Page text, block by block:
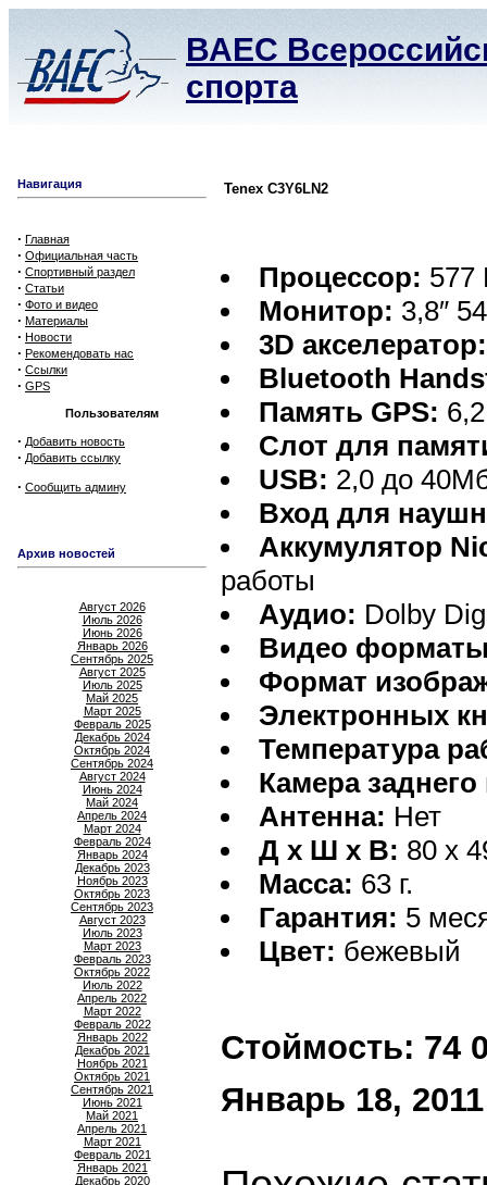
ВАЕС
спорта
Навигация
· Главная
· Официальная часть
· Спортивный раздел
· Статьи
· Фото и видео
· Материалы
· Новости
· Рекомендовать нас
· Ссылки
· GPS
Пользователям
· Добавить новость
· Добавить ссылку
· Сообщить админу
Архив новостей
Август 2026
Июль 2026
Июнь 2026
Январь 2026
Сентябрь 2025
Август 2025
Июль 2025
Май 2025
Март 2025
Февраль 2025
Декабрь 2024
Октябрь 2024
Сентябрь 2024
Август 2024
Июнь 2024
Май 2024
Апрель 2024
Март 2024
Февраль 2024
Январь 2024
Декабрь 2023
Ноябрь 2023
Октябрь 2023
Сентябрь 2023
Август 2023
Июль 2023
Март 2023
Февраль 2023
Октябрь 2022
Июль 2022
Апрель 2022
Март 2022
Февраль 2022
Январь 2022
Декабрь 2021
Ноябрь 2021
Октябрь 2021
Сентябрь 2021
Июнь 2021
Май 2021
Апрель 2021
Март 2021
Февраль 2021
Январь 2021
Декабрь 2020
Tenex C3Y6LN2
Процессор: 577
Монитор: 3,8″
3D акселератор:
Bluetooth
Память GPS: 6,2
Слот для
USB: 2,0 до
Вход для
Аккумулятор
работы
Аудио: Dolby
Видео
Формат
Электронных
Температура
Камера
Антенна: Нет
Д х Ш х В: 80 x
Масса: 63 г.
Гарантия: 5
Цвет: бежевый
Стоймость: 74
Январь 18, 2011